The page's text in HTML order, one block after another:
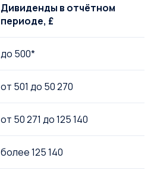
Дивиденды в отчётном
периоде, £
до 500*
от 501 до 50 270
от 50 271 до 125 140
более 125 140